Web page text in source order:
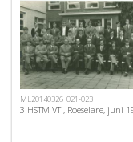
ML20140326_021-023
3 HSTM VTI, Roeselare, juni